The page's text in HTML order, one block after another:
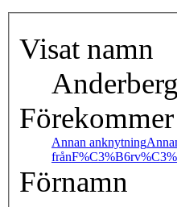
Visat namn
Annan anknytning
från
Förnamn